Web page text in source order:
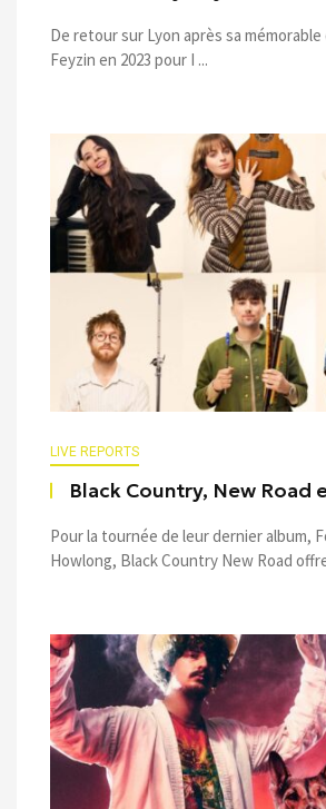
De retour sur Lyon après sa mémorable
Feyzin en 2023 pour I ...
LIVE REPORTS
Black Country, New Road
Pour la tournée de leur dernier album,
Howlong, Black Country New Road